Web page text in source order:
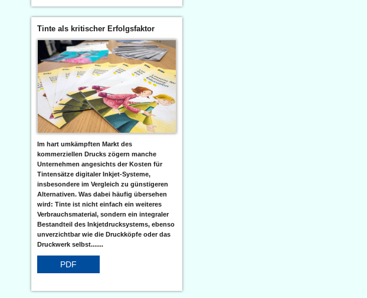
Tinte als kritischer Erfolgsfaktor
Im hart umkämpften Markt des
kommerziellen Drucks zögern manche
Unternehmen angesichts der Kosten für
Tintensätze digitaler Inkjet-Systeme,
insbesondere im Vergleich zu günstigeren
Alternativen. Was dabei häufig übersehen
wird: Tinte ist nicht einfach ein weiteres
Verbrauchsmaterial, sondern ein integraler
Bestandteil des Inkjetdrucksystems, ebenso
unverzichtbar wie die Druckköpfe oder das
Druckwerk selbst.......
PDF